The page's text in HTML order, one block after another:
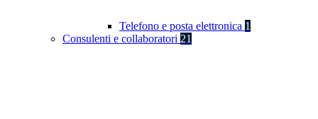
Telefono e posta elettronica 1
Consulenti e collaboratori 21